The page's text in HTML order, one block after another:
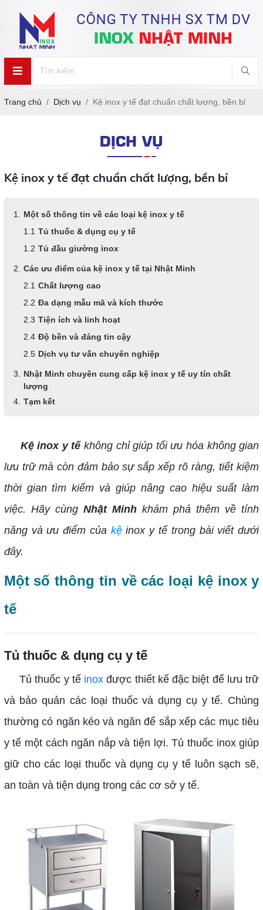
Trang chủ Dịch vụ Kệ inox y tế đạt chuẩn chất lượng, bền bỉ
DỊCH VỤ
Kệ inox y tế đạt chuẩn chất lượng, bền bỉ
Một số thông tin về các loại kệ inox y tế
Tủ thuốc & dụng cụ y tế
Tủ đầu giường inox
Các ưu điểm của kệ inox y tế tại Nhật Minh
Chất lượng cao
Đa dạng mẫu mã và kích thước
Tiện ích và linh hoạt
Độ bền và đáng tin cậy
Dịch vụ tư vấn chuyên nghiệp
Nhật Minh chuyên cung cấp kệ inox y tế uy tín chất
lượng
Tạm kết
Kệ inox y tế không chỉ giúp tối ưu hóa không gian
lưu trữ mà còn đảm bảo sự sắp xếp rõ ràng, tiết kiệm
thời gian tìm kiếm và giúp nâng cao hiệu suất làm
việc. Hãy cùng Nhật Minhkhám phá thêm về tính
năng và ưu điểm của kệinox y tế trong bài viết dưới
đây.
Một số thông tin về các loại kệ inox y
tế
Tủ thuốc & dụng cụ y tế
Tủ thuốc y tế inox được thiết kế đặc biệt để lưu trữ
và bảo quản các loại thuốc và dụng cụ y tế. Chúng
thường có ngăn kéo và ngăn để sắp xếp các mục tiêu
y tế một cách ngăn nắp và tiện lợi. Tủ thuốc inox giúp
giữ cho các loại thuốc và dụng cụ y tế luôn sạch sẽ,
an toàn và tiện dụng trong các cơ sở y tế.